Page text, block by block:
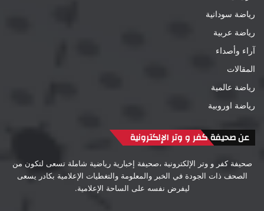
رياضة سودانية
رياضة عربية
آراء وأصداء
المقالات
رياضة عالمية
رياضة اوروبية
عن صحيفة كفر و وتر الإلكترونية
صحيفة كفر و وتر الإلكترونية ،صحيفة إخبارية رياضية شاملة تسعى لتكون من
الصحف ذات الجودة في الخبر والمعلومة والتغطيات الإعلامية بكادر يسعى
ليفرض نفسه على الساحة الإعلامية.